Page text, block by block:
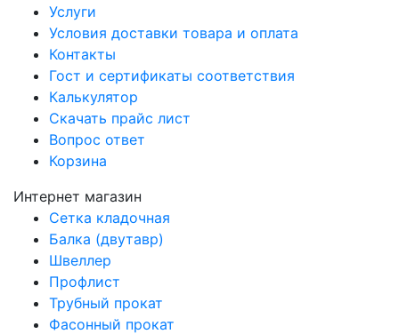
Услуги
Условия доставки товара и оплата
Контакты
Гост и сертификаты соответствия
Калькулятор
Скачать прайс лист
Вопрос ответ
Корзина
Интернет магазин
Сетка кладочная
Балка (двутавр)
Швеллер
Профлист
Трубный прокат
Фасонный прокат